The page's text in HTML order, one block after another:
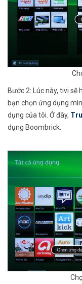
Bước 2: Lúc này, tivi
bạn chọn ứng dụng
dụng của tôi. Ở đây,
dụng Boombrick.